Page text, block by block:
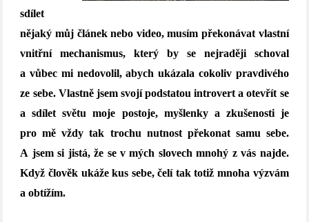
sdílet
nějaký můj článek nebo video, musím překonávat vlastní
vnitřní mechanismus, který by se nejraději schoval
a vůbec mi nedovolil, abych ukázala cokoliv pravdivého
ze sebe. Vlastně jsem svojí podstatou introvert a otevřít se
a sdílet světu moje postoje, myšlenky a zkušenosti je
pro mě vždy tak trochu nutnost překonat samu sebe.
A jsem si jistá, že se v mých slovech mnohý z vás najde.
Když člověk ukáže kus sebe, čelí tak totiž mnoha výzvám
a obtížím.